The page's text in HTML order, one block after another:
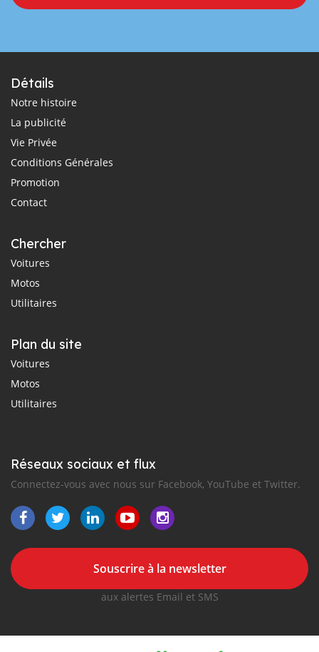
Détails
Notre histoire
La publicité
Vie Privée
Conditions Générales
Promotion
Contact
Chercher
Voitures
Motos
Utilitaires
Plan du site
Voitures
Motos
Utilitaires
Réseaux sociaux et flux
Connectez-vous avec nous sur Facebook, YouTube et Twitter.
Souscrire à la newsletter
aux alertes Email et SMS